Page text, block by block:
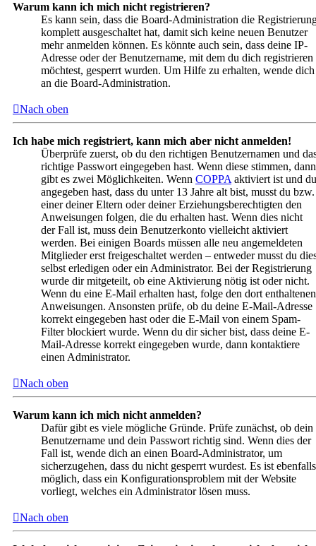
Warum kann ich mich nicht registrieren?
Es kann sein, dass die Board-Administration die
komplett ausgeschaltet hat, damit sich keine neuen Benutzer
mehr anmelden können. Es könnte auch sein, dass deine IP-
Adresse oder der Benutzername, mit dem du dich registrieren
möchtest, gesperrt wurden. Um Hilfe zu erhalten, wende dich
an die Board-Administration.
Nach oben
Ich habe mich registriert, kann mich aber nicht anmelden!
Überprüfe zuerst, ob du den richtigen Benutzernamen und
richtige Passwort eingegeben hast. Wenn diese stimmen, dann
gibt es zwei Möglichkeiten. Wenn COPPA aktiviert ist und du
angegeben hast, dass du unter 13 Jahre alt bist, musst du bzw.
einer deiner Eltern oder deiner Erziehungsberechtigten den
Anweisungen folgen, die du erhalten hast. Wenn dies nicht
der Fall ist, muss dein Benutzerkonto vielleicht aktiviert
werden. Bei einigen Boards müssen alle neu angemeldeten
Mitglieder erst freigeschaltet werden – entweder musst du
selbst erledigen oder ein Administrator. Bei der Registrierung
wurde dir mitgeteilt, ob eine Aktivierung nötig ist oder nicht.
Wenn du eine E-Mail erhalten hast, folge den dort enthaltenen
Anweisungen. Ansonsten prüfe, ob du deine E-Mail-Adresse
korrekt eingegeben hast oder die E-Mail von einem Spam-
Filter blockiert wurde. Wenn du dir sicher bist, dass deine E-
Mail-Adresse korrekt eingegeben wurde, dann kontaktiere
einen Administrator.
Nach oben
Warum kann ich mich nicht anmelden?
Dafür gibt es viele mögliche Gründe. Prüfe zunächst, ob dein
Benutzername und dein Passwort richtig sind. Wenn dies der
Fall ist, wende dich an einen Board-Administrator, um
sicherzugehen, dass du nicht gesperrt wurdest. Es ist ebenfalls
möglich, dass ein Konfigurationsproblem mit der Website
vorliegt, welches ein Administrator lösen muss.
Nach oben